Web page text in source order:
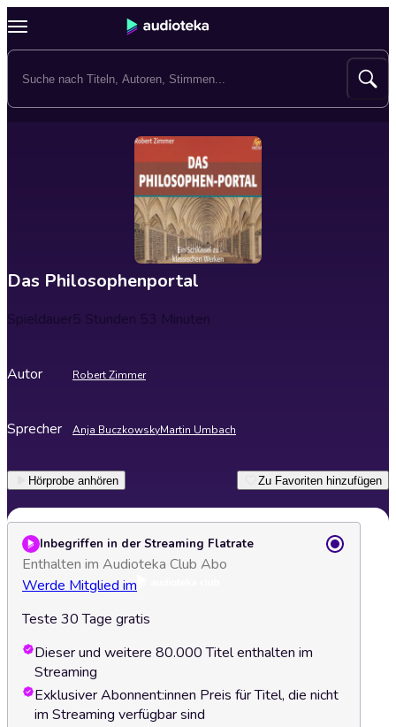
Das Philosophenportal
Spieldauer5 Stunden 53 Minuten
Autor Robert Zimmer
Sprecher Anja BuczkowskyMartin Umbach
Hörprobe anhören Zu Favoriten hinzufügen
Inbegriffen in der Streaming Flatrate
Enthalten im Audioteka Club Abo
Werde Mitglied im
Teste 30 Tage gratis
Dieser und weitere 80.000 Titel enthalten im
Streaming
Exklusiver Abonnent:innen Preis für Titel, die nicht
im Streaming verfügbar sind